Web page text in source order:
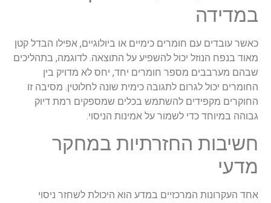
במדידה
כאשר עובדים עם חומרים כימיים או ביולוגיים, אפילו הבדל קטן
מאוד בנפח הנוזל יכול להשפיע על התוצאה. לדוגמה, בתהליכים
שבהם מערבבים מספר חומרים יחד, יחס לא מדויק בין
החומרים יכול לגרום לתגובה כימית שונה לחלוטין. מסיבה זו
החוקרים מקפידים להשתמש בכלים שמספקים רמת דיוק
גבוהה במיוחד כדי לשמור על אמינות הניסוי.
חשיבות החזרתיות במחקר
מדעי
אחד העקרונות המרכזיים במדע הוא היכולת לשחזר ניסוי